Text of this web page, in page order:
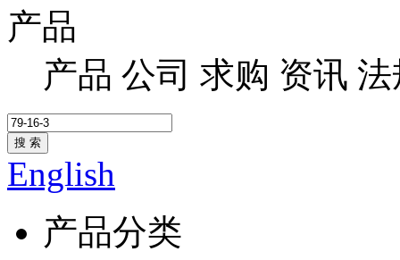
产品
产品 公司 求购 资讯 法
搜 索
English
产品分类